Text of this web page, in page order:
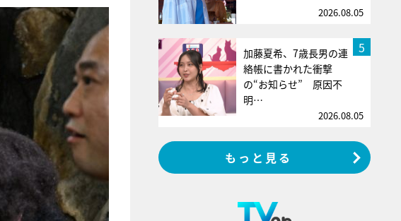
2026.08.05
5
加藤夏希、7歳長男の連
絡帳に書かれた衝撃
の“お知らせ” 原因不
明…
2026.08.05
もっと見る